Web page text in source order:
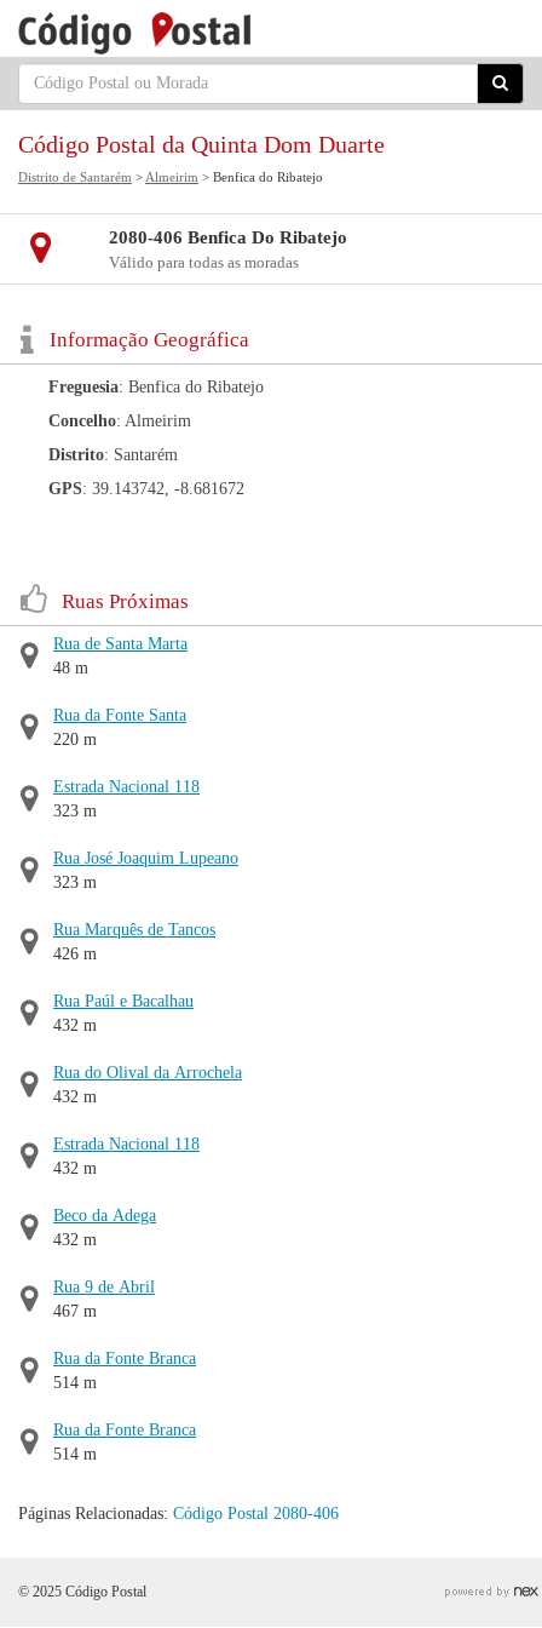
Código Postal da Quinta Dom Duarte
Distrito de Santarém > Almeirim > Benfica do Ribatejo
2080-406 Benfica Do Ribatejo
Válido para todas as moradas
Informação Geográfica
Freguesia: Benfica do Ribatejo
Concelho: Almeirim
Distrito: Santarém
GPS: 39.143742, -8.681672
Ruas Próximas
Rua de Santa Marta
48 m
Rua da Fonte Santa
220 m
Estrada Nacional 118
323 m
Rua José Joaquim Lupeano
323 m
Rua Marquês de Tancos
426 m
Rua Paúl e Bacalhau
432 m
Rua do Olival da Arrochela
432 m
Estrada Nacional 118
432 m
Beco da Adega
432 m
Rua 9 de Abril
467 m
Rua da Fonte Branca
514 m
Rua da Fonte Branca
514 m
Páginas Relacionadas: Código Postal 2080-406
© 2025 Código Postal